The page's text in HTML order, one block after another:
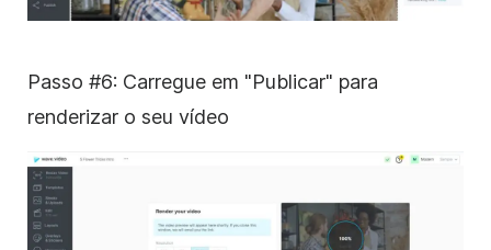
Passo #6: Carregue em "Publicar" para
renderizar o seu vídeo